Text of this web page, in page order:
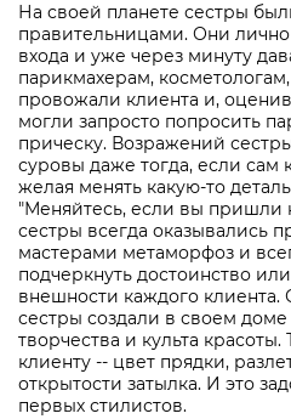
На своей планете сестры
правительницами. Они
входа и уже через минуту
парикмахерам,
провожали клиента и,
могли запросто попросить
прическу. Возражений
суровы даже тогда, если сам
желая менять какую-то
"Меняйтесь, если вы пришли
сестры всегда оказывались
мастерами метаморфоз и
подчеркнуть достоинство
внешности каждого
сестры создали в своем
творчества и культа
клиенту -- цвет прядки,
открытости затылка. И это
первых стилистов.